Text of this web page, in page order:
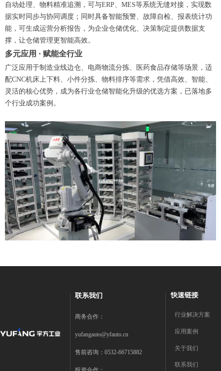
自动处理、物料精准追溯，可与ERP、MES等系统无缝对接，实现数
据实时同步与协同调度；同时具备智能预警、故障自检、报表统计功
能，可生成运营分析报告，为企业仓储优化、决策制定提供数据支
撑，让仓储管理更智能高效。
多元应用 · 赋能全行业
广泛应用于制造业线边仓、电商物流分拣、医药食品存储等场景，适
配CNC机床上下料、小件分拣、物料排序等需求，凭借高效、智能、
灵活的核心优势，成为各行业仓储智能化升级的优选方案，已落地多
个行业成功案例。
商务合作：
yufangauto@yfauto.cn
售前咨询：0532-66715882
快速链接
行业解决方案
应用案例
关于我们
联系我们
联系我们